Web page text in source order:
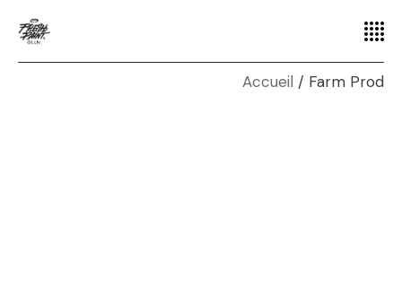
Accueil Farm Prod